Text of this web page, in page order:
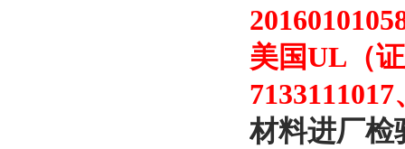
美国UL（
材料进厂检